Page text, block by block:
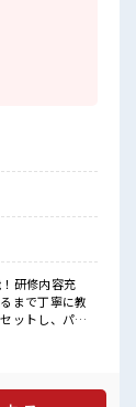
研修内容充
まで丁寧に教
ットし、パネ
自動で製造し
取扱製品情